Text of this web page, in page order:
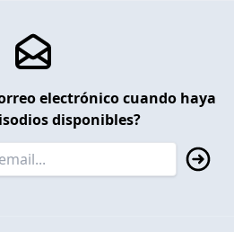
electrónico cuando haya
disponibles?